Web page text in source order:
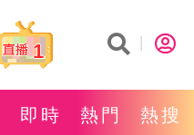
1
即時 熱門 熱搜